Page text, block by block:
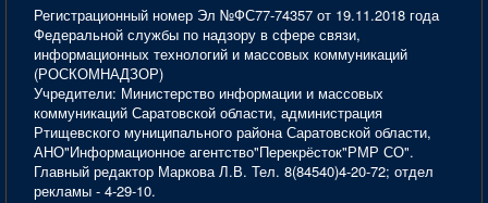
Регистрационный номер Эл №ФС77-74357 от 19.11.2018 года
Федеральной службы по надзору в сфере связи,
информационных технологий и массовых коммуникаций
(РОСКОМНАДЗОР)
Учредители: Министерство информации и массовых
коммуникаций Саратовской области, администрация
Ртищевского муниципального района Саратовской области,
АНО"Информационное агентство"Перекрёсток"РМР СО".
Главный редактор Маркова Л.В. Тел. 8(84540)4-20-72; отдел
рекламы - 4-29-10.